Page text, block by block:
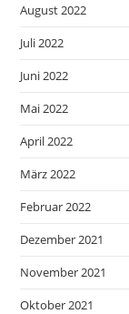
August 2022
Juli 2022
Juni 2022
Mai 2022
April 2022
März 2022
Februar 2022
Dezember 2021
November 2021
Oktober 2021